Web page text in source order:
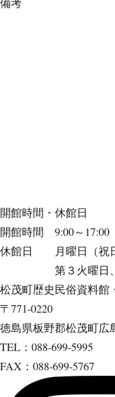
開館時間・休館日
開館時間 9:00～17:00
休館日 月曜日（祝日
第３火曜日、年
松茂町歴史民俗資料館
〒771-0220
徳島県板野郡松茂町
TEL：088-699-5995
FAX：088-699-5767